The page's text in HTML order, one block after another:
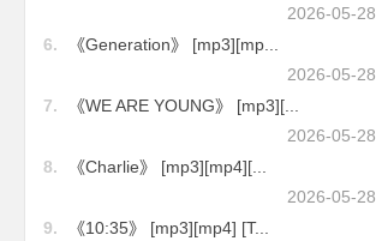
2026-05-28
6.
《Generation》 [mp3][mp...
2026-05-28
7.
《WE ARE YOUNG》 [mp3][...
2026-05-28
8.
《Charlie》 [mp3][mp4][...
2026-05-28
9.
《10:35》 [mp3][mp4] [T...